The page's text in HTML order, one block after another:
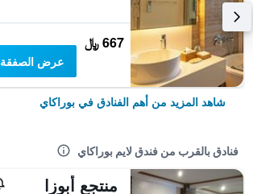
667 ﷼
عرض الصفقة
شاهد المزيد من أهم الفنادق في بوراكاي
فنادق بالقرب من فندق لايم بوراكاي
منتجع أبوزا